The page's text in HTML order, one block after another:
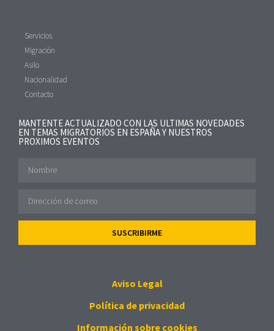
Servicios
Migración
Asilo
Nacionalidad
Contacto
MANTENTE ACTUALIZADO CON LAS ULTIMAS NOVEDADES
EN TEMAS MIGRATORIOS EN ESPAÑA Y NUESTROS
PROXIMOS EVENTOS
SUSCRIBIRME
Aviso Legal
Política de privacidad
Información sobre cookies